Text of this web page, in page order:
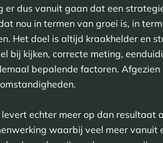
er dus vanuit gaan dat een
nou in termen van groei is, in
Het doel is altijd kraakhelder en
bij kijken, correcte meting,
bepalende factoren.
echter meer op dan resultaat
waarbij veel meer